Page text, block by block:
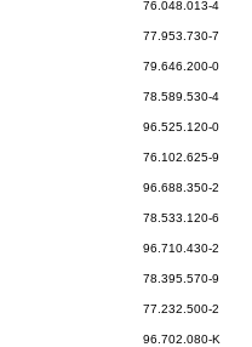
76.048.013-4
77.953.730-7
79.646.200-0
78.589.530-4
96.525.120-0
76.102.625-9
96.688.350-2
78.533.120-6
96.710.430-2
78.395.570-9
77.232.500-2
96.702.080-K